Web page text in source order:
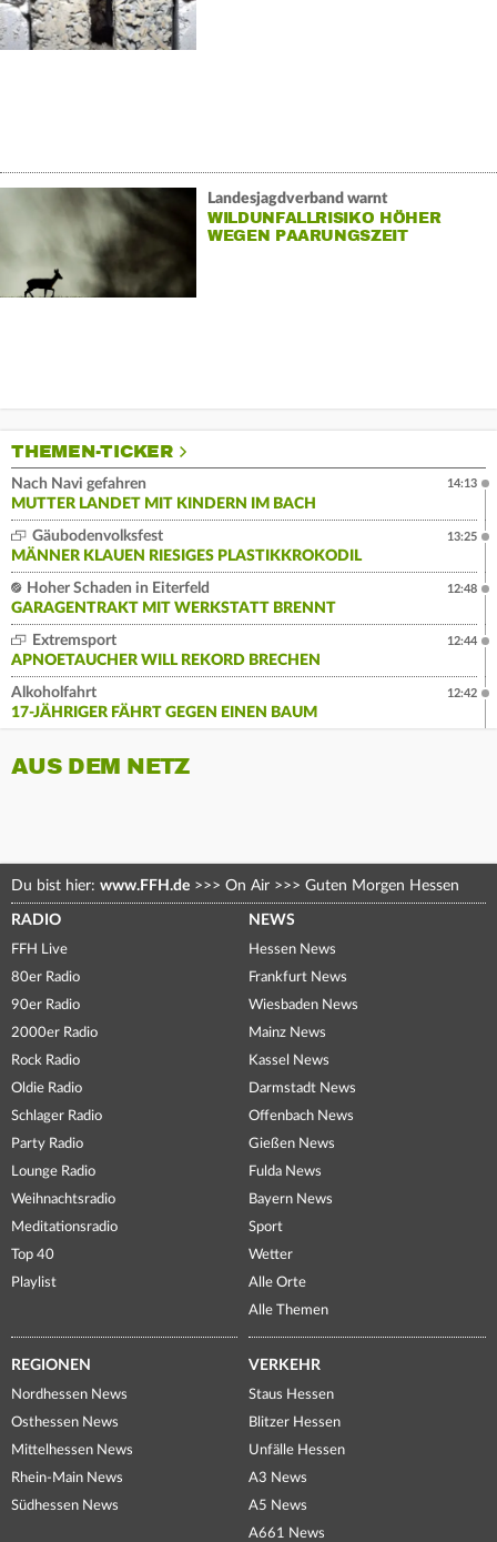
Landesjagdverband warnt
WILDUNFALLRISIKO HÖHER
WEGEN PAARUNGSZEIT
THEMEN-TICKER
Nach Navi gefahren
MUTTER LANDET MIT KINDERN IM BACH
14:13
Gäubodenvolksfest
MÄNNER KLAUEN RIESIGES PLASTIKKROKODIL
13:25
Hoher Schaden in Eiterfeld
GARAGENTRAKT MIT WERKSTATT BRENNT
12:48
Extremsport
APNOETAUCHER WILL REKORD BRECHEN
12:44
Alkoholfahrt
17-JÄHRIGER FÄHRT GEGEN EINEN BAUM
12:42
AUS DEM NETZ
Du bist hier: www.FFH.de >>> On Air >>> Guten Morgen Hessen
RADIO
FFH Live
80er Radio
90er Radio
2000er Radio
Rock Radio
Oldie Radio
Schlager Radio
Party Radio
Lounge Radio
Weihnachtsradio
Meditationsradio
Top 40
Playlist
NEWS
Hessen News
Frankfurt News
Wiesbaden News
Mainz News
Kassel News
Darmstadt News
Offenbach News
Gießen News
Fulda News
Bayern News
Sport
Wetter
Alle Orte
Alle Themen
REGIONEN
Nordhessen News
Osthessen News
Mittelhessen News
Rhein-Main News
Südhessen News
VERKEHR
Staus Hessen
Blitzer Hessen
Unfälle Hessen
A3 News
A5 News
A661 News